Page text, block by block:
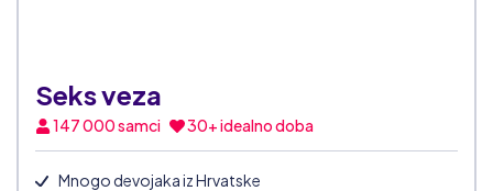
Seks veza
147 000samci 30+ idealno doba
Mnogo devojaka iz Hrvatske